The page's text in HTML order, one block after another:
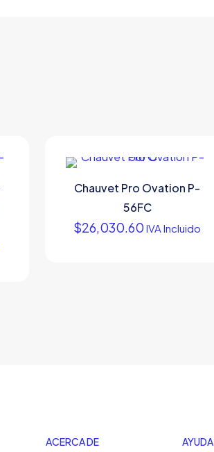
Chauvet Pro Ovation P-
56FC
$26,030.60 IVA Incluido
ACERCA DE AYUDA